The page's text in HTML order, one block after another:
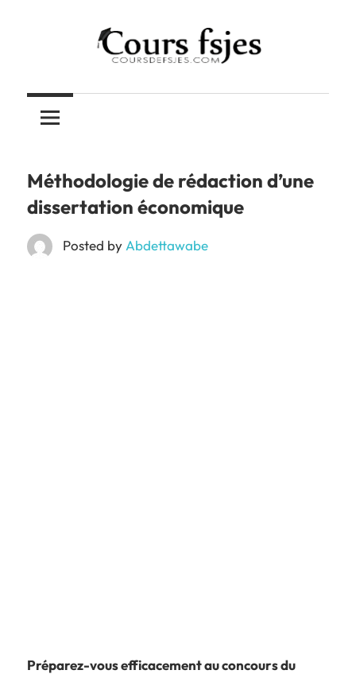
COURS
FSJES
vos
cours
ENCG
Méthodologie de rédaction d’une
dissertation économique
Posted by Abdettawabe
Préparez-vous efficacement au concours du